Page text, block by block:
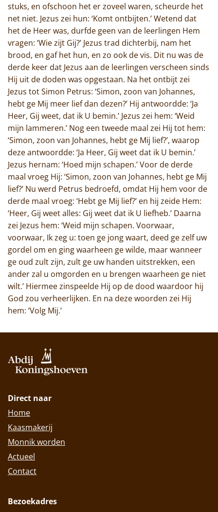
stuks, en ofschoon het er zoveel waren, scheurde het
net niet. Jezus zei hun: ‘Komt ontbijten.’ Wetend dat
het de Heer was, durfde geen van de leerlingen Hem
vragen: ‘Wie zijt Gij?’ Jezus trad dichterbij, nam het
brood, en gaf het hun, en zo ook de vis. Dit nu was de
derde keer dat Jezus aan de leerlingen verscheen sinds
Hij uit de doden was opgestaan. Na het ontbijt zei
Jezus tot Simon Petrus: ‘Simon, zoon van Johannes,
hebt ge Mij meer lief dan dezen?’ Hij antwoordde: ‘Ja
Heer, Gij weet, dat ik U bemin.’ Jezus zei hem: ‘Weid
mijn lammeren.’ Nog een tweede maal zei Hij tot hem:
‘Simon, zoon van Johannes, hebt ge Mij lief?’, waarop
deze antwoordde: ‘Ja Heer, Gij weet dat ik U bemin.’
Jezus hernam: ‘Hoed mijn schapen.’ Voor de derde
maal vroeg Hij: ‘Simon, zoon van Johannes, hebt ge Mij
lief?’ Nu werd Petrus bedroefd, omdat Hij hem voor de
derde maal vroeg: ‘Hebt ge Mij lief?’ en hij zeide Hem:
‘Heer, Gij weet alles: Gij weet dat ik U liefheb.’ Daarna
zei Jezus hem: ‘Weid mijn schapen. Voorwaar,
voorwaar, Ik zeg u: toen ge jong waart, deed ge zelf uw
gordel om en ging waarheen ge wilde, maar wanneer
ge oud zult zijn, zult ge uw handen uitstrekken, een
ander zal u omgorden en u brengen waarheen ge niet
wilt.’ Hiermee zinspeelde Hij op de dood waardoor hij
God zou verheerlijken. En na deze woorden zei Hij
hem: ‘Volg Mij.’
Direct naar
Home
Kaasmakerij
Monnik worden
Actueel
Contact
Bezoekadres